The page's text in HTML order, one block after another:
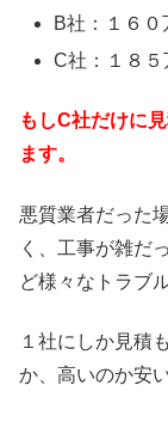
B社：１６０
C社：１８５
もしC社だけに
ます。
悪質業者だった
く、工事が雑だ
ど様々なトラブ
１社にしか見積
か、高いのか安